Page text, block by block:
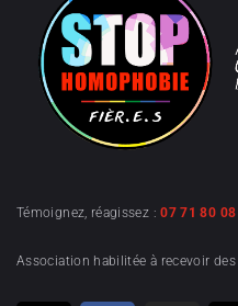
Témoignez, réagissez :07 71 80 08
Association habilitée à recevoir